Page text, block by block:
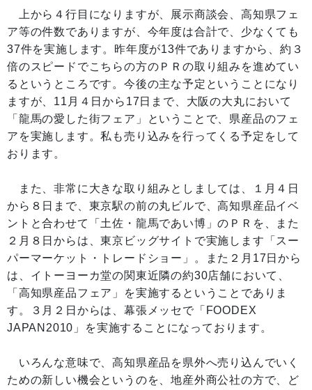
上から４行目になりますが、展示商談会、高知県フェ
ア等の件数でありますが、今年度は合計で、少なくても
37件を実施します。昨年度が13件でありますから、約３
倍のスピードでこちらの方のＰＲの取り組みを進めてい
るというところです。今後の主な予定ということになり
ますが、11月４日から17日まで、大阪の大丸において
「龍馬の愛した街フェア」ということで、県産品のフェ
アを実施します。私も売り込みを行ってくる予定をして
おります。
また、非常に大きな取り組みとしましては、１月４日
から８日まで、東京駅の前の丸ビルで、高知県産品イベ
ントと合わせて「土佐・龍馬であい博」のＰＲを、また
２月８日からは、東京ビッグサイトで実施します「スー
パーマーケット・トレードショー」。また２月17日から
は、イトーヨーカ堂の関東近隣の約30店舗において、
「高知県産品フェア」を実施するということでありま
す。３月２日からは、幕張メッセで「FOODEX
JAPAN2010」を実施することになっております。
いろんな意味で、高知県産品を県外へ売り込んでいく
ための新しい機会というのを、地産外商公社の方で、ど